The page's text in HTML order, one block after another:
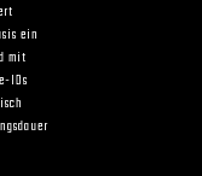
ein
mit
IDs